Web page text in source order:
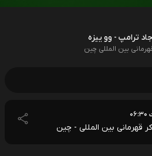
ترامپ - وو ییزه
بین المللی چین
قهرمانی بین المللی - چین